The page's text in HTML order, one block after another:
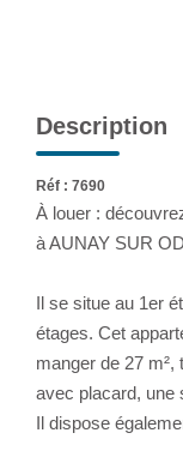
Description
Réf : 7690
À louer :
à AUNAY SUR
Il se situe au 1er
étages. Cet
manger de 27
avec placard, une
Il dispose